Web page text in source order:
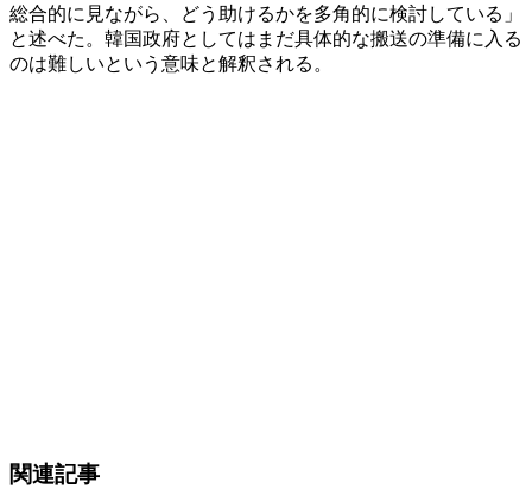
総合的に見ながら、どう助けるかを多角的に検討している」
と述べた。韓国政府としてはまだ具体的な搬送の準備に入る
のは難しいという意味と解釈される。
関連記事